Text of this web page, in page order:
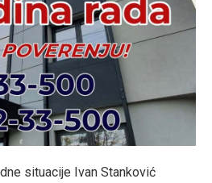
situacije Ivan Stanković